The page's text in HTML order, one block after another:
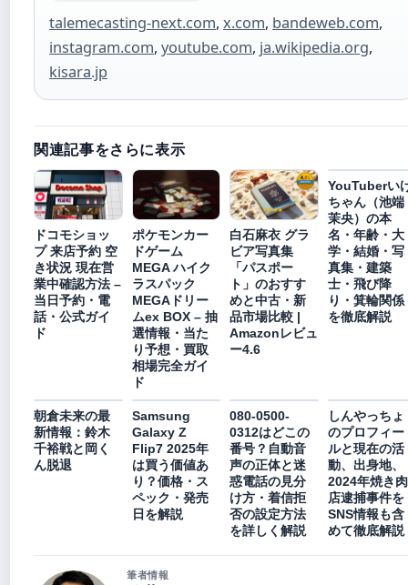
talemecasting-next.com, x.com, bandeweb.com,
instagram.com, youtube.com, ja.wikipedia.org,
kisara.jp
関連記事をさらに表示
ドコモショッ
プ 来店予約 空
き状況 現在営
業中確認方法 –
当日予約・電
話・公式ガイ
ド
ポケモンカー
ドゲーム
MEGA ハイク
ラスパック
MEGAドリー
ムex BOX – 抽
選情報・当た
り予想・買取
相場完全ガイ
ド
白石麻衣 グラ
ビア写真集
「パスポー
ト」のおすす
めと中古・新
品市場比較 |
Amazonレビュ
ー4.6
YouTuberい
ちゃん（池端
茉央）の本
名・年齢・大
学・結婚・写
真集・建築
士・飛び降
り・箕輪関係
を徹底解説
朝倉未来の最
新情報：鈴木
千裕戦と岡く
ん脱退
Samsung
Galaxy Z
Flip7 2025年
は買う価値あ
り？価格・ス
ペック・発売
日を解説
080-0500-
0312はどこの
番号？自動音
声の正体と迷
惑電話の見分
け方・着信拒
否の設定方法
を詳しく解説
しんやっちょ
のプロフィー
ルと現在の活
動、出身地、
2024年焼き肉
店逮捕事件を
SNS情報も含
めて徹底解説
筆者情報